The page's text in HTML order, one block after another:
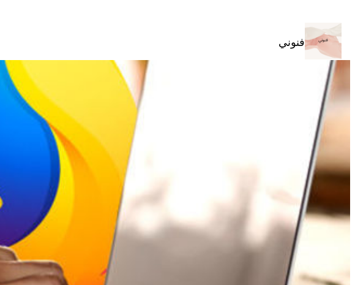
المحتوى
فنوني